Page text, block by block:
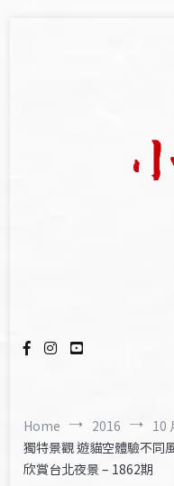
Home 2016 10
獨特景觀 遊貓空體驗不同
欣賞台北夜景 – 1862期